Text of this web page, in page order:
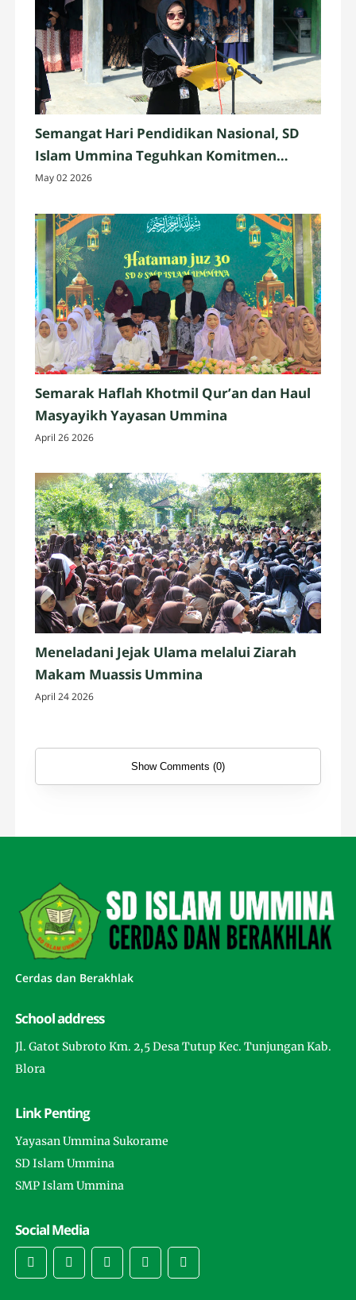
Semangat Hari Pendidikan Nasional, SD
Islam Ummina Teguhkan Komitmen
Mencerdaskan Generasi Bangsa 2026
May 02 2026
Semarak Haflah Khotmil Qur’an dan Haul
Masyayikh Yayasan Ummina
April 26 2026
Meneladani Jejak Ulama melalui Ziarah
Makam Muassis Ummina
April 24 2026
Show Comments (0)
Cerdas dan Berakhlak
School address
Jl. Gatot Subroto Km. 2,5 Desa Tutup Kec. Tunjungan Kab.
Blora
Link Penting
Yayasan Ummina Sukorame
SD Islam Ummina
SMP Islam Ummina
Social Media